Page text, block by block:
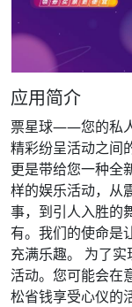
应用简介
票星球——您的私
精彩纷呈活动之间
更是带给您一种全
样的娱乐活动，从
事，到引人入胜的
有。我们的使命是
充满乐趣。 为了
活动。您可能会在
松省钱享受心仪的